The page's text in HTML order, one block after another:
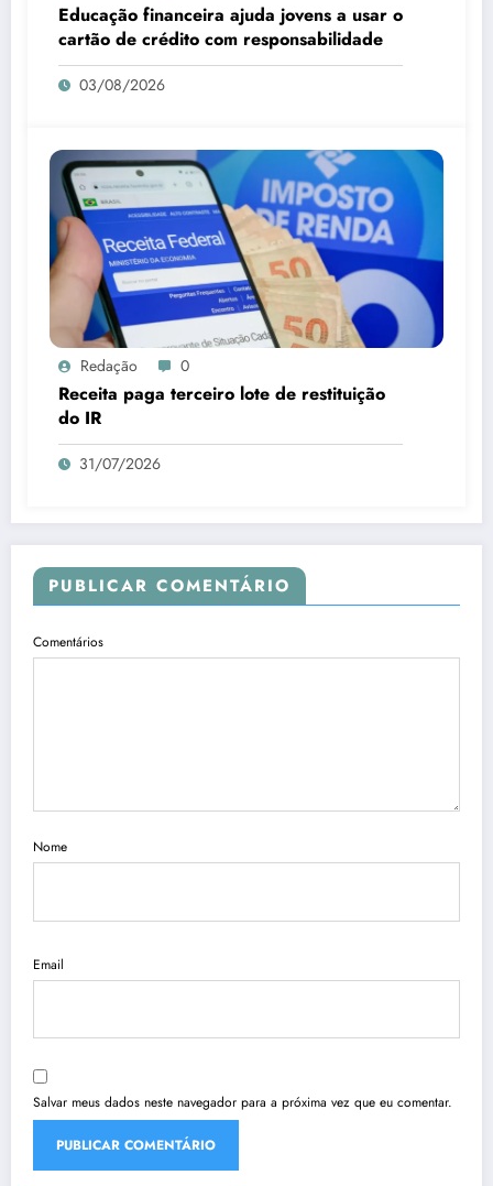
Educação financeira ajuda jovens a usar o
cartão de crédito com responsabilidade
03/08/2026
Redação 0
Receita paga terceiro lote de restituição
do IR
31/07/2026
PUBLICAR COMENTÁRIO
Comentários
Nome
Email
Salvar meus dados neste navegador para a próxima vez que eu comentar.